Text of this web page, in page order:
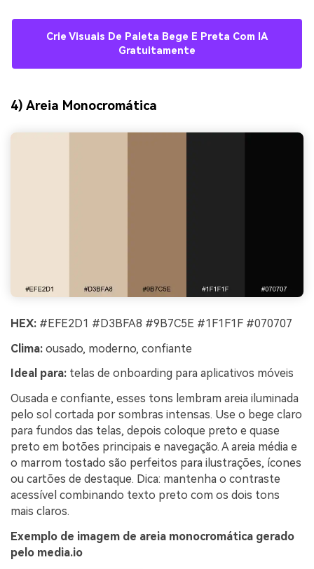
Crie Visuais De Paleta Bege E Preta Com IA
Gratuitamente
4) Areia Monocromática
HEX: #EFE2D1 #D3BFA8 #9B7C5E #1F1F1F #070707
Clima: ousado, moderno, confiante
Ideal para: telas de onboarding para aplicativos móveis
Ousada e confiante, esses tons lembram areia iluminada
pelo sol cortada por sombras intensas. Use o bege claro
para fundos das telas, depois coloque preto e quase
preto em botões principais e navegação. A areia média e
o marrom tostado são perfeitos para ilustrações, ícones
ou cartões de destaque. Dica: mantenha o contraste
acessível combinando texto preto com os dois tons
mais claros.
Exemplo de imagem de areia monocromática gerado
pelo media.io